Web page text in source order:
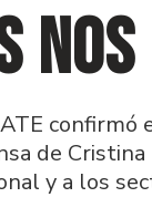
de
y a los